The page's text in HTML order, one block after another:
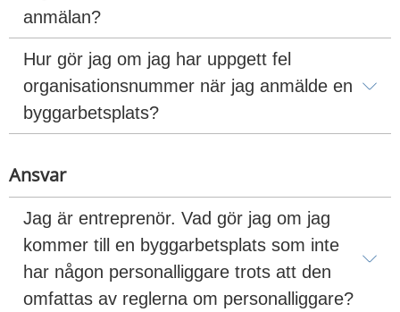
anmälan?
Hur gör jag om jag har uppgett fel
organisationsnummer när jag anmälde en
byggarbetsplats?
Ansvar
Jag är entreprenör. Vad gör jag om jag
kommer till en byggarbetsplats som inte
har någon personalliggare trots att den
omfattas av reglerna om personalliggare?